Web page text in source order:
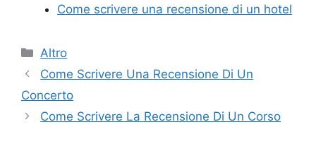
Come scrivere una recensione di un hotel
Categorie
Altro
Come Scrivere Una Recensione Di Un
Concerto
Come Scrivere La Recensione Di Un Corso